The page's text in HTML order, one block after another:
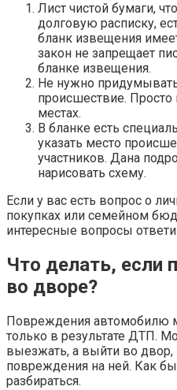
Лист чистой бумаги,
долговую расписку,
бланк извещения
закон не запрещает
бланке извещения.
Не нужно
происшествие. Просто
местах.
В бланке есть
указать место
участников. Дана
нарисовать схему.
Если у вас есть вопрос о
покупках или семейном
интересные вопросы
Что делать, если
во дворе?
Повреждения автомобилю
только в результате ДТП.
выезжать, а выйти во двор,
повреждения на ней. Как
разбираться.